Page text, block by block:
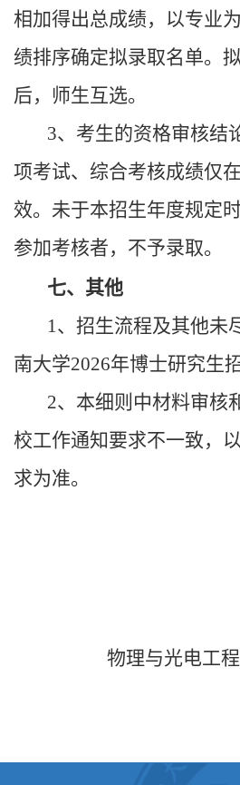
相加得出总成绩，以专业
绩排序确定拟录取名单。
后，师生互选。
3、考生的资格审核结
项考试、综合考核成绩仅
效。未于本招生年度规定
参加考核者，不予录取。
七、其他
1、招生流程及其他未
南大学2026年博士研究生
2、本细则中材料审核
校工作通知要求不一致，
求为准。
物理与光电工